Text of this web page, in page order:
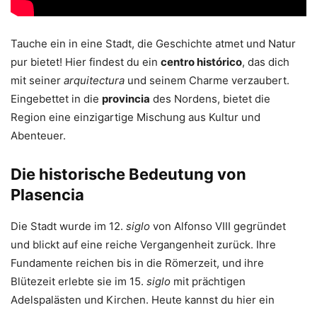
Tauche ein in eine Stadt, die Geschichte atmet und Natur
pur bietet! Hier findest du ein centro histórico, das dich
mit seiner arquitectura und seinem Charme verzaubert.
Eingebettet in die provincia des Nordens, bietet die
Region eine einzigartige Mischung aus Kultur und
Abenteuer.
Die historische Bedeutung von
Plasencia
Die Stadt wurde im 12. siglo von Alfonso VIII gegründet
und blickt auf eine reiche Vergangenheit zurück. Ihre
Fundamente reichen bis in die Römerzeit, und ihre
Blütezeit erlebte sie im 15. siglo mit prächtigen
Adelspalästen und Kirchen. Heute kannst du hier ein